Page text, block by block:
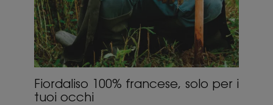
Fiordaliso 100% francese, solo per i
tuoi occhi